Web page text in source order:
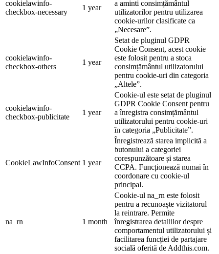
cookielawinfo-
checkbox-necessary
1 year
a aminti consimțământul
utilizatorilor pentru utilizarea
cookie-urilor clasificate ca
„Necesare”.
cookielawinfo-
checkbox-others
1 year
Setat de pluginul GDPR
Cookie Consent, acest cookie
este folosit pentru a stoca
consimțământul utilizatorului
pentru cookie-uri din categoria
„Altele”.
cookielawinfo-
checkbox-publicitate
1 year
Cookie-ul este setat de pluginul
GDPR Cookie Consent pentru
a înregistra consimțământul
utilizatorului pentru cookie-uri
în categoria „Publicitate”.
CookieLawInfoConsent 1 year
Înregistrează starea implicită a
butonului a categoriei
corespunzătoare și starea
CCPA. Funcționează numai în
coordonare cu cookie-ul
principal.
na_rn 1 month
Cookie-ul na_rn este folosit
pentru a recunoaște vizitatorul
la reintrare. Permite
înregistrarea detaliilor despre
comportamentul utilizatorului și
facilitarea funcției de partajare
socială oferită de Addthis.com.